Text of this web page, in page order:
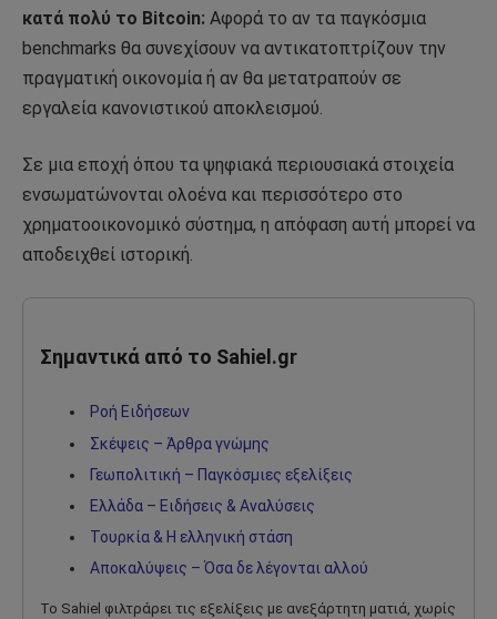
κατά πολύ το Bitcoin: Αφορά το αν τα παγκόσμια
benchmarks θα συνεχίσουν να αντικατοπτρίζουν την
πραγματική οικονομία ή αν θα μετατραπούν σε
εργαλεία κανονιστικού αποκλεισμού.
Σε μια εποχή όπου τα ψηφιακά περιουσιακά στοιχεία
ενσωματώνονται ολοένα και περισσότερο στο
χρηματοοικονομικό σύστημα, η απόφαση αυτή μπορεί να
αποδειχθεί ιστορική.
Σημαντικά από το Sahiel.gr
Ροή Ειδήσεων
Σκέψεις – Άρθρα γνώμης
Γεωπολιτική – Παγκόσμιες εξελίξεις
Ελλάδα – Ειδήσεις & Αναλύσεις
Τουρκία & Η ελληνική στάση
Αποκαλύψεις – Όσα δε λέγονται αλλού
Το Sahiel φιλτράρει τις εξελίξεις με ανεξάρτητη ματιά, χωρίς